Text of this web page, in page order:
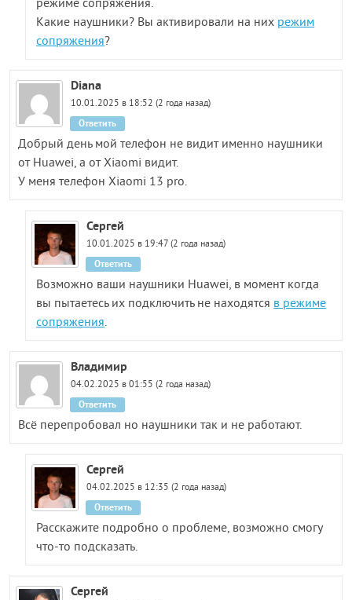
режиме сопряжения.
Какие наушники? Вы активировали на них режим
сопряжения?
Diana
10.01.2025 в 18:52 (2 года назад)
Добрый день мой телефон не видит именно наушники
от Huawei, а от Xiaomi видит.
У меня телефон Xiaomi 13 pro.
Ответить
Сергей
10.01.2025 в 19:47 (2 года назад)
Возможно ваши наушники Huawei, в момент когда
вы пытаетесь их подключить не находятся в режиме
сопряжения.
Ответить
Владимир
04.02.2025 в 01:55 (2 года назад)
Всё перепробовал но наушники так и не работают.
Ответить
Сергей
04.02.2025 в 12:35 (2 года назад)
Расскажите подробно о проблеме, возможно смогу
что-то подсказать.
Ответить
Сергей